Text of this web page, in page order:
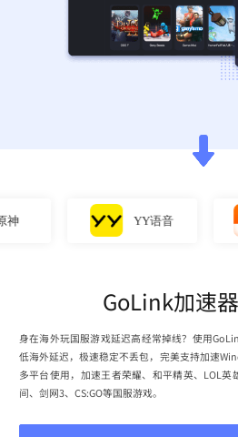
YY语音
GoLink加速
身在海外玩国服游戏延迟高经常掉线？使用
低海外延迟，极速稳定不丢包，完美支持加速
多平台使用，加速王者荣耀、和平精英、LOL
间、剑网3、CS:GO等国服游戏。